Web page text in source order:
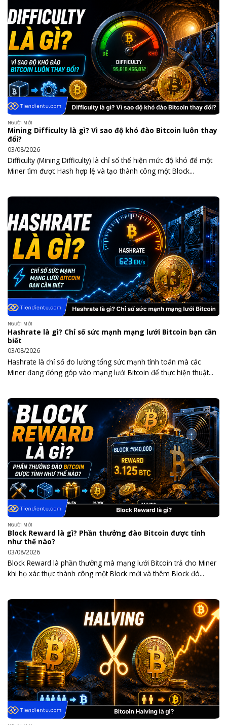
NGƯỜI MỚI
Mining Difficulty là gì? Vì sao độ khó đào Bitcoin luôn thay
đổi?
03/08/2026
Difficulty (Mining Difficulty) là chỉ số thể hiện mức độ khó để một
Miner tìm được Hash hợp lệ và tạo thành công một Block...
NGƯỜI MỚI
Hashrate là gì? Chỉ số sức mạnh mạng lưới Bitcoin bạn cần
biết
03/08/2026
Hashrate là chỉ số đo lường tổng sức mạnh tính toán mà các
Miner đang đóng góp vào mạng lưới Bitcoin để thực hiện thuật...
NGƯỜI MỚI
Block Reward là gì? Phần thưởng đào Bitcoin được tính
như thế nào?
03/08/2026
Block Reward là phần thưởng mà mạng lưới Bitcoin trả cho Miner
khi họ xác thực thành công một Block mới và thêm Block đó...